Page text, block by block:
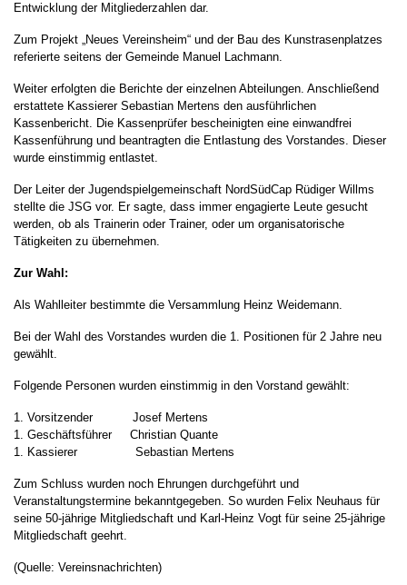
Entwicklung der Mitgliederzahlen dar.
Zum Projekt „Neues Vereinsheim“ und der Bau des Kunstrasenplatzes
referierte seitens der Gemeinde Manuel Lachmann.
Weiter erfolgten die Berichte der einzelnen Abteilungen. Anschließend
erstattete Kassierer Sebastian Mertens den ausführlichen
Kassenbericht. Die Kassenprüfer bescheinigten eine einwandfrei
Kassenführung und beantragten die Entlastung des Vorstandes. Dieser
wurde einstimmig entlastet.
Der Leiter der Jugendspielgemeinschaft NordSüdCap Rüdiger Willms
stellte die JSG vor. Er sagte, dass immer engagierte Leute gesucht
werden, ob als Trainerin oder Trainer, oder um organisatorische
Tätigkeiten zu übernehmen.
Zur Wahl:
Als Wahlleiter bestimmte die Versammlung Heinz Weidemann.
Bei der Wahl des Vorstandes wurden die 1. Positionen für 2 Jahre neu
gewählt.
Folgende Personen wurden einstimmig in den Vorstand gewählt:
1. Vorsitzender Josef Mertens
1. Geschäftsführer Christian Quante
1. Kassierer Sebastian Mertens
Zum Schluss wurden noch Ehrungen durchgeführt und
Veranstaltungstermine bekanntgegeben. So wurden Felix Neuhaus für
seine 50-jährige Mitgliedschaft und Karl-Heinz Vogt für seine 25-jährige
Mitgliedschaft geehrt.
(Quelle: Vereinsnachrichten)